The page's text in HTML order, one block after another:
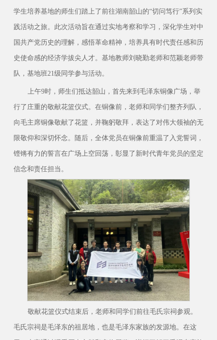
学生培养基地的师生们踏上了前往湖南韶山的“切问笃行”系列实
践活动之旅。此次活动旨在通过实地考察和学习，深化学生对中
国共产党历史的理解，感悟革命精神，培养具有时代责任感和历
史使命感的经济学拔尖人才。基地教师刘晓勤老师和范颖老师带
队，基地班21级同学参与活动。
上午9时，师生们抵达韶山，首先来到毛泽东铜像广场，举
行了庄重的敬献花篮仪式。在铜像前，老师和同学们整齐列队，
向毛主席铜像敬献了花篮，并鞠躬敬拜，表达了对伟大领袖的无
限敬仰和深切怀念。随后，全体党员在铜像前重温了入党誓词，
铿锵有力的誓言在广场上空回荡，彰显了新时代青年党员的坚定
信念和责任担当。
敬献花篮仪式结束后，老师和同学们前往毛氏宗祠参观。
毛氏宗祠是毛泽东的祖居地，也是毛泽东家族的发源地。在这